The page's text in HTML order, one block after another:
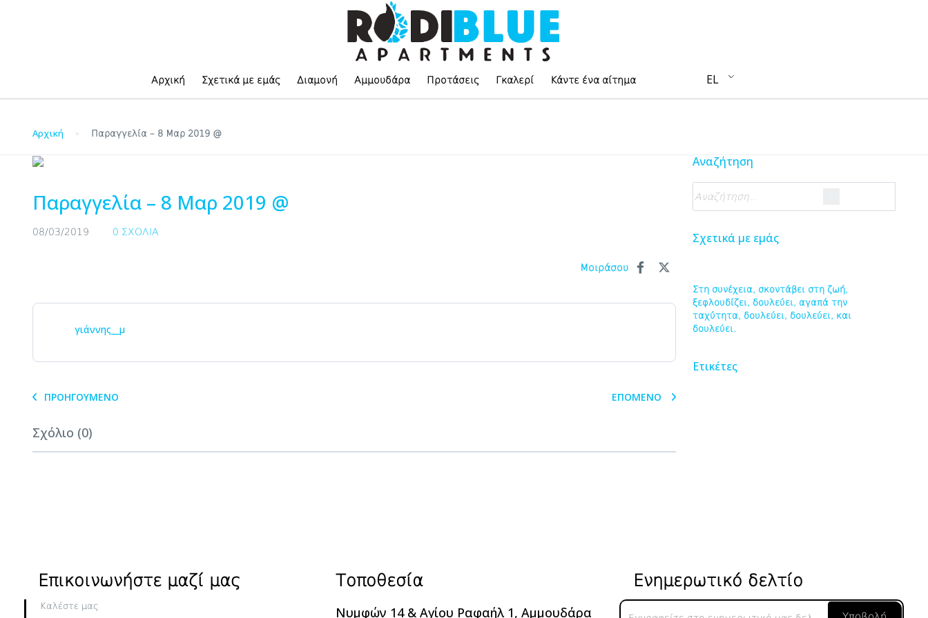
Αρχική Σχετικά με εμάς Διαμονή Αμμουδάρα Προτάσεις Γκαλερί Κάντε ένα αίτημα EL
Αρχική Παραγγελία – 8 Μαρ 2019 @
Παραγγελία – 8 Μαρ 2019 @
08/03/2019 0 ΣΧΌΛΙΑ
Μοιράσου
γιάννης__μ
ΠΡΟΗΓΟΎΜΕΝΟ ΕΠΌΜΕΝΟ
Σχόλιο (0)
Αναζήτηση
Σχετικά με εμάς
Στη συνέχεια, σκοντάβει στη ζωή,
ξεφλουδίζει, δουλεύει, αγαπά την
ταχύτητα, δουλεύει, δουλεύει, και
δουλεύει.
Ετικέτες
Επικοινωνήστε μαζί μας
Καλέστε μας
Τοποθεσία
Νυμφών 14 & Αγίου Ραφαήλ 1, Αμμουδάρα
Ενημερωτικό δελτίο
Ενημερωτικό